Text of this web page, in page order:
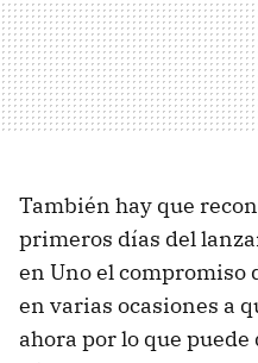
También hay que
primeros días del
en Uno el compromiso
en varias ocasiones a
ahora por lo que puede